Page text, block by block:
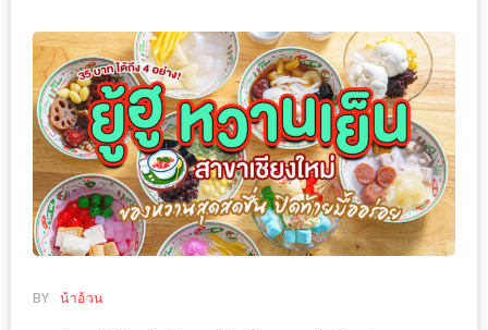
ที่
ครบ
ครั้ง
ช้อป
ชิ
ลล์
ชิม
ที่
BY น้าอ้วน